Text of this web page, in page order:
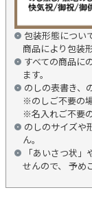
包装形態につい
商品により包装
すべての商品に
ます。
のしの表書き、
※のしご不要の
※名入れご不要
のしのサイズや
ん。
「あいさつ状
せんので、 予め